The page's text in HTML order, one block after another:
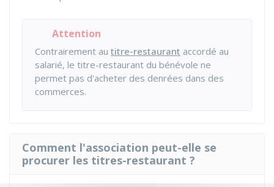
Attention
Contrairement au titre-restaurant accordé au
salarié, le titre-restaurant du bénévole ne
permet pas d'acheter des denrées dans des
commerces.
Comment l'association peut-elle se
procurer les titres-restaurant ?